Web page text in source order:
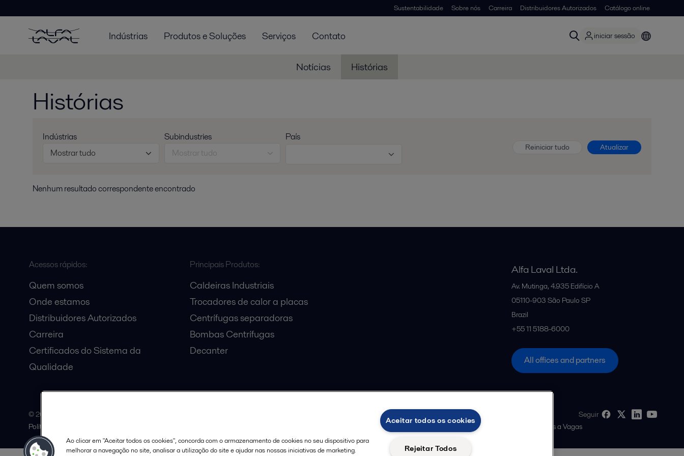
Sustentabilidade Sobre nós Carreira Distribuidores Autorizados Catálogo online
Indústrias Produtos e Soluções Serviços Contato iniciar sessão
Notícias Histórias
Histórias
Indústrias
Mostrar tudo
Subindustries
Mostrar tudo
País
Reiniciar tudo Atualizar
Nenhum resultado correspondente encontrado
Acessos rápidos:
Quem somos
Onde estamos
Distribuidores Autorizados
Carreira
Certificados do Sistema da
Qualidade
Principais Produtos:
Caldeiras Industriais
Trocadores de calor a placas
Centrífugas separadoras
Bombas Centrífugas
Decanter
Alfa Laval Ltda.
Av. Mutinga, 4.935 Edifício A
05110-903 São Paulo SP
Brazil
+55 11 5188-6000
All offices and partners
© 2015-2026, ALFA LAVAL
Seguir
Política de uso de cookies
Diretrizes da Comunidade Aviso de Privacidade de Dados para Candidatos a Vagas
Ao clicar em "Aceitar todos os cookies", concorda com o armazenamento de cookies no seu dispositivo para
melhorar a navegação no site, analisar a utilização do site e ajudar nas nossas iniciativas de marketing.
Aceitar todos os cookies
Rejeitar Todos